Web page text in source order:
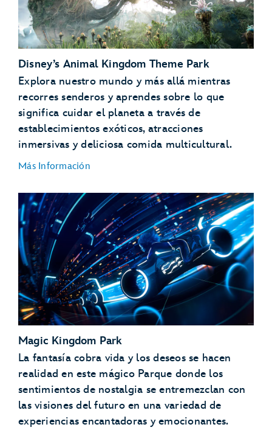
The Twilight Zone™
Tower of Terror
Rock
‘n’ Roller Coaster Starring The Muppets
Disney’s Animal Kingdom Theme Park
Explora nuestro mundo y más allá mientras
recorres senderos y aprendes sobre lo que
significa cuidar el planeta a través de
establecimientos exóticos, atracciones
inmersivas y deliciosa comida multicultural.
Más Información
Avatar
Flight of Passage
Expedition Everest – Legend of the
Forbidden Mountain
Kilimanjaro Safaris
Magic Kingdom Park
La fantasía cobra vida y los deseos se hacen
realidad en este mágico Parque donde los
sentimientos de nostalgia se entremezclan con
las visiones del futuro en una variedad de
experiencias encantadoras y emocionantes.